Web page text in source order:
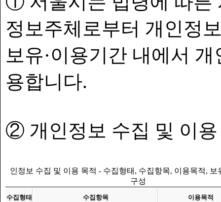
정보주체로부터 개인정
보유·이용기간 내에서
용합니다.
② 개인정보 수집 및 이용
인정보 수집 및 이용 목적 - 수집형태, 수집항목, 이용목적, 보
구성
수집형태 수집항목 이용목적